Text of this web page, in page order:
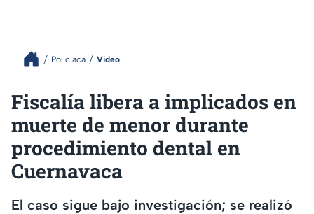
Policiaca Video
Fiscalía libera a implicados en
muerte de menor durante
procedimiento dental en
Cuernavaca
El caso sigue bajo investigación; se realizó